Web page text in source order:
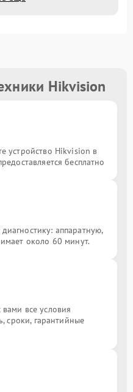
Hikvision
устройство Hikvision в
бесплатно
аппаратную,
около 60 минут.
все условия
сроки, гарантийные